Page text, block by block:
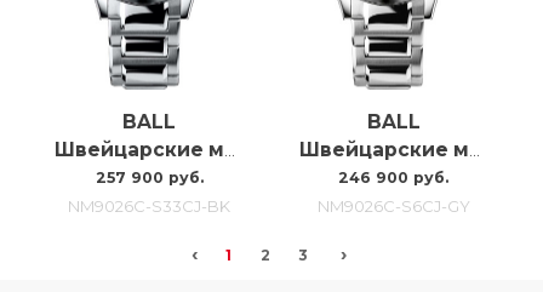
BALL
257 900 руб.
NM9026C-S33CJ-BK
BALL
246 900 руб.
NM9026C-S6CJ-GY
‹ 1 2 3 ›